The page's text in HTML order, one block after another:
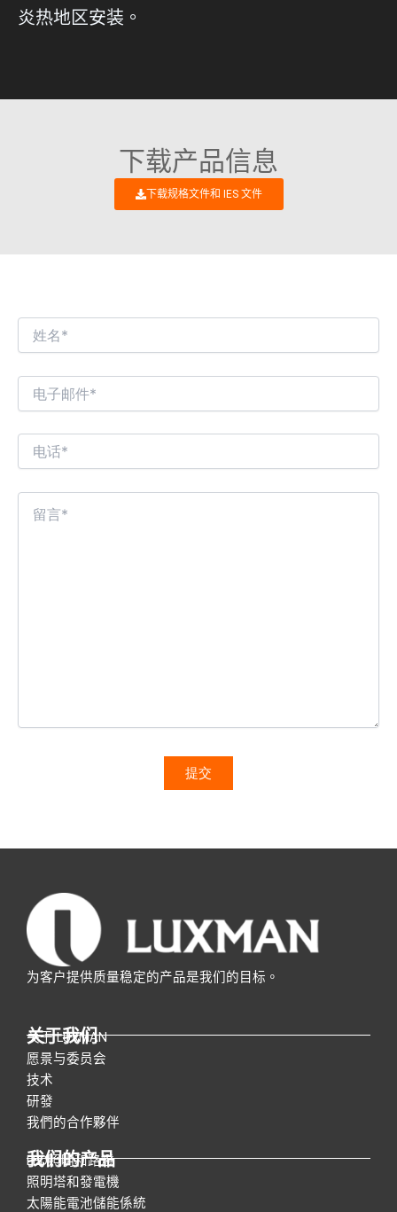
炎热地区安装。
下载产品信息
下载规格文件和 IES 文件
为客户提供质量稳定的产品是我们的目标。
关于我们
关于 LUXMAN
愿景与委员会
技术
研發
我們的合作夥伴
我们的产品
LED照明和路燈
照明塔和發電機
太陽能電池儲能係統